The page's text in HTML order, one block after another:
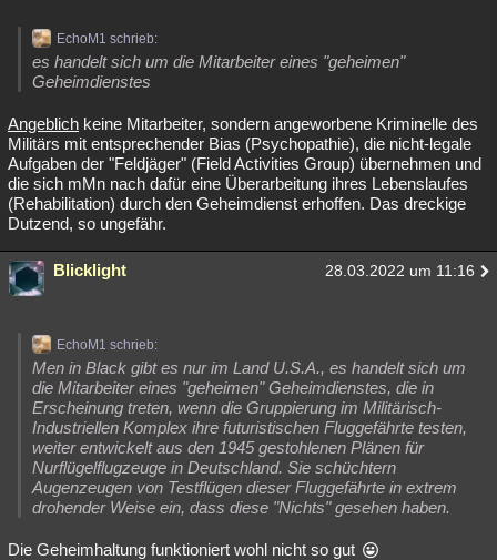
EchoM1 schrieb:
es handelt sich um die Mitarbeiter eines "geheimen"
Geheimdienstes
Angeblich keine Mitarbeiter, sondern angeworbene Kriminelle des
Militärs mit entsprechender Bias (Psychopathie), die nicht-legale
Aufgaben der "Feldjäger" (Field Activities Group) übernehmen und
die sich mMn nach dafür eine Überarbeitung ihres Lebenslaufes
(Rehabilitation) durch den Geheimdienst erhoffen. Das dreckige
Dutzend, so ungefähr.
Blicklight 28.03.2022 um 11:16
EchoM1 schrieb:
Men in Black gibt es nur im Land U.S.A., es handelt sich um
die Mitarbeiter eines "geheimen" Geheimdienstes, die in
Erscheinung treten, wenn die Gruppierung im Militärisch-
Industriellen Komplex ihre futuristischen Fluggefährte testen,
weiter entwickelt aus den 1945 gestohlenen Plänen für
Nurflügelflugzeuge in Deutschland. Sie schüchtern
Augenzeugen von Testflügen dieser Fluggefährte in extrem
drohender Weise ein, dass diese "Nichts" gesehen haben.
Die Geheimhaltung funktioniert wohl nicht so gut